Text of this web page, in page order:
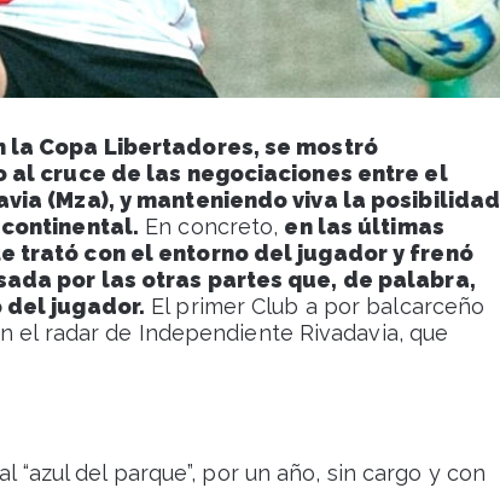
Copa Libertadores, se mostró
cruce de las negociaciones entre el
(Mza), y manteniendo viva la posibilidad
En concreto, en las últimas
trató con el entorno del jugador y frenó
por las otras partes que, de palabra,
del jugador. El primer Club a por balcarceño
el radar de Independiente Rivadavia, que
“azul del parque”, por un año, sin cargo y con